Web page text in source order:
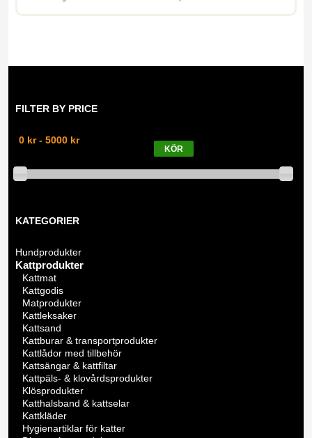
FILTER BY PRICE
0 kr - 5000 kr
KATEGORIER
Hundprodukter
Kattprodukter
Kattmat
Kattgodis
Matprodukter
Kattleksaker
Kattsand
Kattburar & transportprodukter
Kattlådor med tillbehör
Kattsängar & kattfiltar
Kattpäls- & klovårdsprodukter
Klösprodukter
Katthalsband & kattselar
Kattkläder
Hygienartiklar för katter